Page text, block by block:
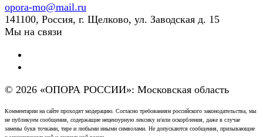
opora-mo@mail.ru
141100, Россия, г. Щелково, ул. Заводская д. 15
Мы на связи
© 2026 «ОПОРА РОССИИ»: Московская область
Комментарии на сайте проходят модерацию. Согласно требованиям российского законодательства, мы
не публикуем сообщения, содержащие нецензурную лексику и/или оскорбления, даже в случае
замены букв точками, тире и любыми иными символами. Не допускаются сообщения, призывающие